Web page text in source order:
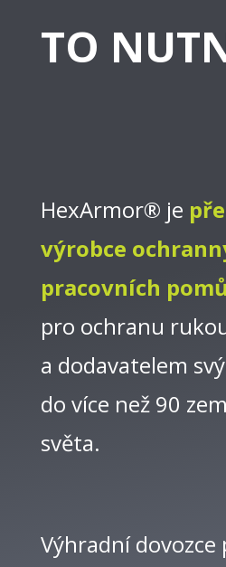
TO
HexArmor® je
výrobce
pracovních
pro ochranu
a dodavatelem
do více než 90
světa.
Výhradní dovozce